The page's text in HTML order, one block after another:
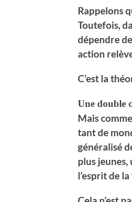
Rappelons
Toutefois,
dépendre
action
C’est la
Une double
Mais
tant de
généralisé
plus
l’esprit de